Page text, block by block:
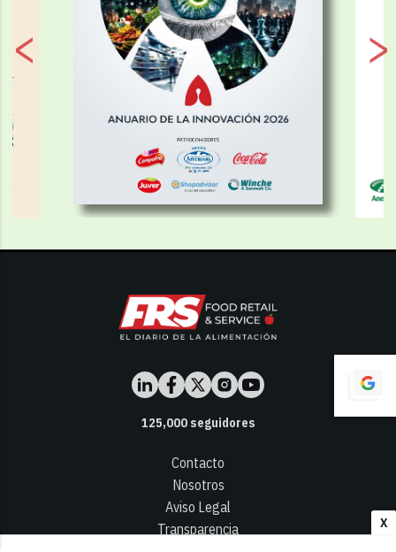
X
125,000seguidores
Contacto
Nosotros
Aviso Legal
Transparencia